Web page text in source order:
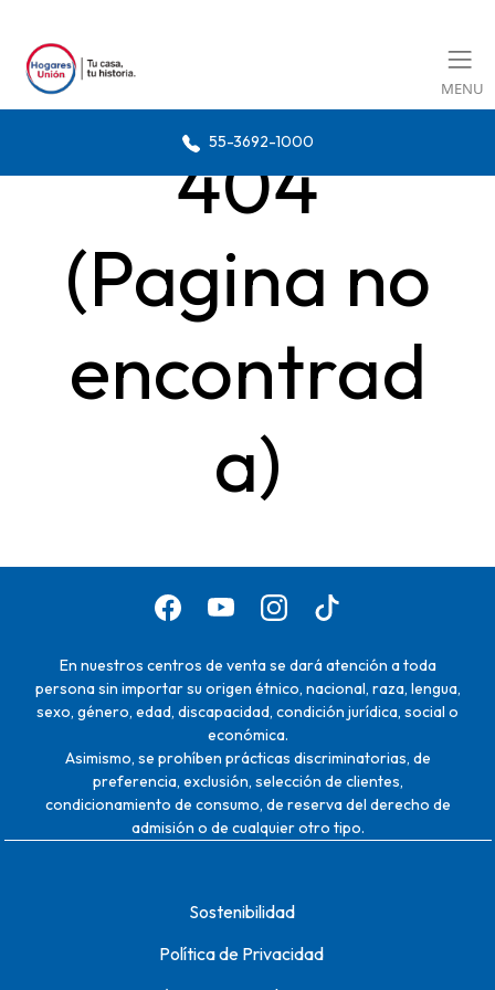
MENU
55-3692-1000
404
(Pagina no
encontrad
a)
En nuestros centros de venta se dará atención a toda
persona sin importar su origen étnico, nacional, raza, lengua,
sexo, género, edad, discapacidad, condición jurídica, social o
económica.
Asimismo, se prohíben prácticas discriminatorias, de
preferencia, exclusión, selección de clientes,
condicionamiento de consumo, de reserva del derecho de
admisión o de cualquier otro tipo.
Sostenibilidad
Política de Privacidad